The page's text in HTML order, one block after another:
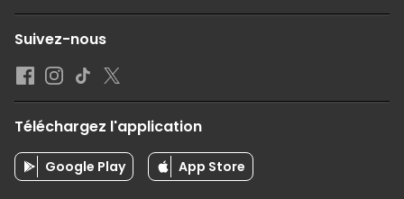
Suivez-nous
Téléchargez l'application
Google Play App Store